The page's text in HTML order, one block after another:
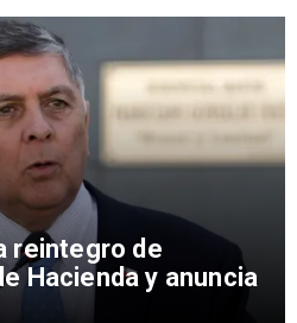
reintegro de
Hacienda y anuncia